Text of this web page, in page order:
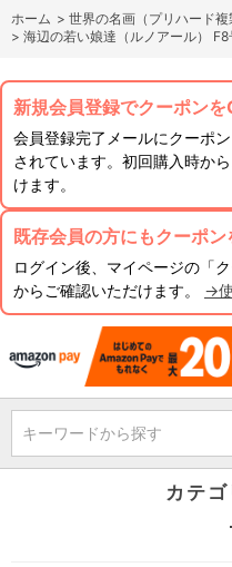
ホーム > 世界の名画（プリハード複
> 海辺の若い娘達（ルノアール） F8
新規会員登録でクーポンを
会員登録完了メールにクーポ
されています。初回購入時か
けます。
既存会員の方にもクーポン
ログイン後、マイページの「ク
からご確認いただけます。 →
キーワードから探す
カテ